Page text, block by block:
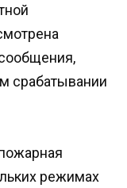
срабатывании
режимах